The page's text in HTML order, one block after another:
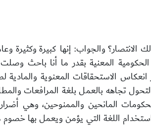
الانتصار؟والجواب: إنها كبيرة وكثيرة
المعنية بقدر ما أنا باحث وصلت
انعكاس الاستحقاقات المعنوية
بالعمل بلغة المرافعات
المانحين والممنوحين، وهي
اللغة التي يؤمن ويعمل بها